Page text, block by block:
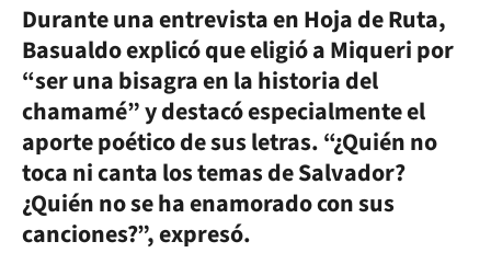
Durante una entrevista en Hoja de Ruta,
Basualdo explicó que eligió a Miqueri por
“ser una bisagra en la historia del
chamamé” y destacó especialmente el
aporte poético de sus letras. “¿Quién no
toca ni canta los temas de Salvador?
¿Quién no se ha enamorado con sus
canciones?”, expresó.